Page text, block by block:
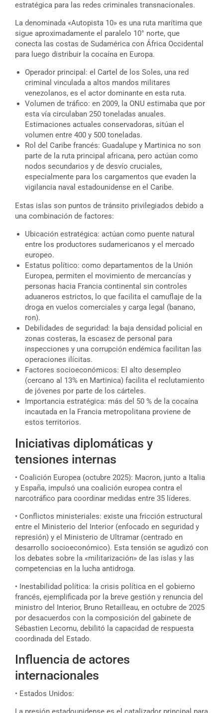
estratégica para las redes criminales transnacionales.
La denominada «Autopista 10» es una ruta marítima que
sigue aproximadamente el paralelo 10° norte, que
conecta las costas de Sudamérica con África Occidental
para luego distribuir la cocaína en Europa.
Operador principal: el Cartel de los Soles, una red
criminal vinculada a altos mandos militares
venezolanos, es el actor dominante en esta ruta.
Volumen de tráfico: en 2009, la ONU estimaba que por
esta vía circulaban 250 toneladas anuales.
Estimaciones actuales conservadoras, sitúan el
volumen entre 400 y 500 toneladas.
Rol del Caribe francés: Guadalupe y Martinica no son
parte de la ruta principal africana, pero actúan como
nodos secundarios y de desvío cruciales,
especialmente para los cargamentos que evaden la
vigilancia naval estadounidense en el Caribe.
Estas islas son puntos de tránsito privilegiados debido a
una combinación de factores:
Ubicación estratégica: actúan como puente natural
entre los productores sudamericanos y el mercado
europeo.
Estatus político: como departamentos de la Unión
Europea, permiten el movimiento de mercancías y
personas hacia Francia continental sin controles
aduaneros estrictos, lo que facilita el camuflaje de la
droga en vuelos comerciales y carga legal (banano,
ron).
Debilidades de seguridad: la baja densidad policial en
zonas costeras, la escasez de personal para
inspecciones y una corrupción endémica facilitan las
operaciones ilícitas.
Factores socioeconómicos: El alto desempleo
(cercano al 13% en Martinica) facilita el reclutamiento
de jóvenes por parte de los cárteles.
Importancia estratégica: más del 50 % de la cocaína
incautada en la Francia metropolitana proviene de
estos territorios.
Iniciativas diplomáticas y
tensiones internas
• Coalición Europea (octubre 2025): Macron, junto a Italia
y España, impulsó una coalición europea contra el
narcotráfico para coordinar medidas entre 35 líderes.
• Conflictos ministeriales: existe una fricción estructural
entre el Ministerio del Interior (enfocado en seguridad y
represión) y el Ministerio de Ultramar (centrado en
desarrollo socioeconómico). Esta tensión se agudizó con
los debates sobre la «militarización» de las islas y las
competencias en la lucha antidroga.
• Inestabilidad política: la crisis política en el gobierno
francés, ejemplificada por la breve gestión y renuncia del
ministro del Interior, Bruno Retailleau, en octubre de 2025
por desacuerdos con la composición del gabinete de
Sébastien Lecornu, debilitó la capacidad de respuesta
coordinada del Estado.
Influencia de actores
internacionales
• Estados Unidos: